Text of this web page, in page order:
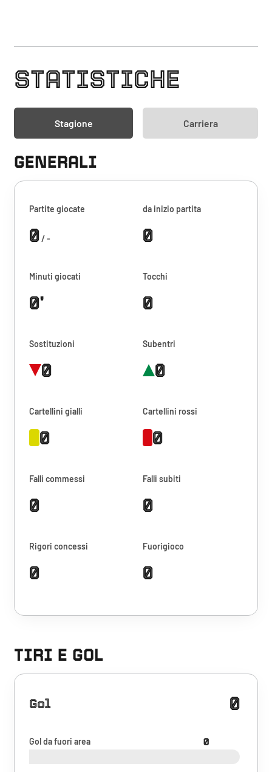
STATISTICHE
Stagione Carriera
GENERALI
Partite giocate
0/ -
da inizio partita
0
Minuti giocati
0'
Tocchi
0
Sostituzioni
0
Subentri
0
Cartellini gialli
0
Cartellini rossi
0
Falli commessi
0
Falli subiti
0
Rigori concessi
0
Fuorigioco
0
TIRI E GOL
Gol 0
Gol da fuori area 0